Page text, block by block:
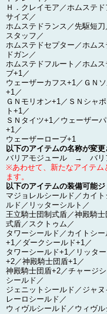
Ｈ．クレイモア／ホムステ
サイズ／
ホムステドランス／先駆短
スタッフ／
ホムステドセプター／ホム
ドガン／
ホムステドフルート／ホム
ブ+1／
ウェーザーカフス+1／ＧＮ
+1／
ＧＮモリオン+1／ＳＮシャ
ト+1／
ＳＮタイツ+1／ウェーザー
+1／
ウェーザーローブ+1
以下のアイテムの名称が変更
バリアモジュール → バリ
※あわせて、新たなアイテム
ます。
以下のアイテムの装備可能
マジョレルシールド／カイ
ルド／リッターシルト／
王立騎士団制式盾／神殿騎
式盾／スクトゥム／
タワーシールド／カイトシ
+1／ダークシールド+1／
タワーシールド+1／リッタ
+2／神殿騎士団盾+1／
神殿騎士団盾+2／チャージ
シールド／
ジェニットシールド／ジャ
レーロシールド／
ウィヴルシールド／ウィヴ